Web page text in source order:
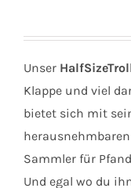
Unser
Klappe und viel
bietet sich mit
Sammler für
Und egal wo du